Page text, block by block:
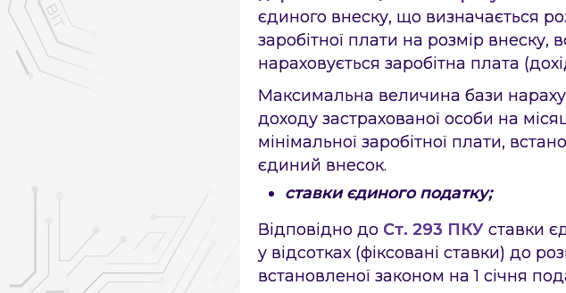
єдиного внеску, що визначається
заробітної плати на розмір
нараховується заробітна плата
Максимальна величина бази
доходу застрахованої особи на
мінімальної заробітної плати,
єдиний внесок.
ставки єдиного податку;
Відповідно до Ст. 293 ПКУставки
у відсотках (фіксовані ставки) до
встановленої законом на 1 січня